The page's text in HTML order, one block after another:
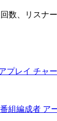
数、リスナー
プレイ チャ
組編成者 ア